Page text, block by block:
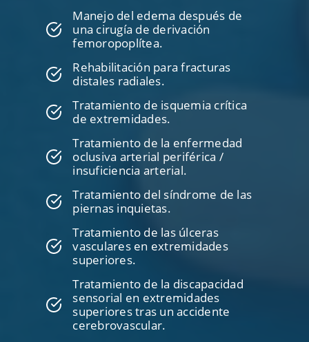
Manejo del edema después de
una cirugía de derivación
femoropoplítea.
Rehabilitación para fracturas
distales radiales.
Tratamiento de isquemia crítica
de extremidades.
Tratamiento de la enfermedad
oclusiva arterial periférica /
insuficiencia arterial.
Tratamiento del síndrome de las
piernas inquietas.
Tratamiento de las úlceras
vasculares en extremidades
superiores.
Tratamiento de la discapacidad
sensorial en extremidades
superiores tras un accidente
cerebrovascular.